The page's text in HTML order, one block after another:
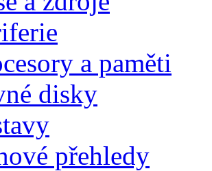
a paměti
disky
přehledy